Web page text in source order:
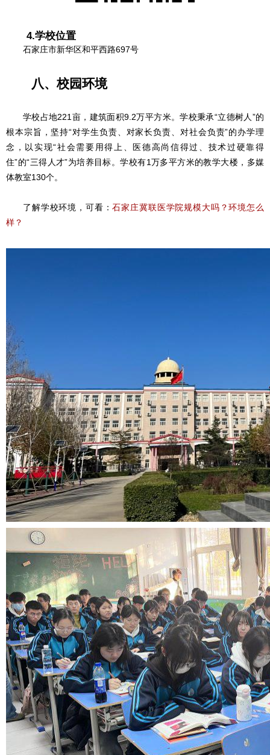
4.学校位置
石家庄市新华区和平西路697号
八、校园环境
学校占地221亩，建筑面积9.2万平方米。学校秉承“立德树人”的
根本宗旨，坚持“对学生负责、对家长负责、对社会负责”的办学理
念，以实现“社会需要用得上、医德高尚信得过、技术过硬靠得
住”的“三得人才”为培养目标。学校有1万多平方米的教学大楼，多媒
体教室130个。
了解学校环境，可看：石家庄冀联医学院规模大吗？环境怎么
样？